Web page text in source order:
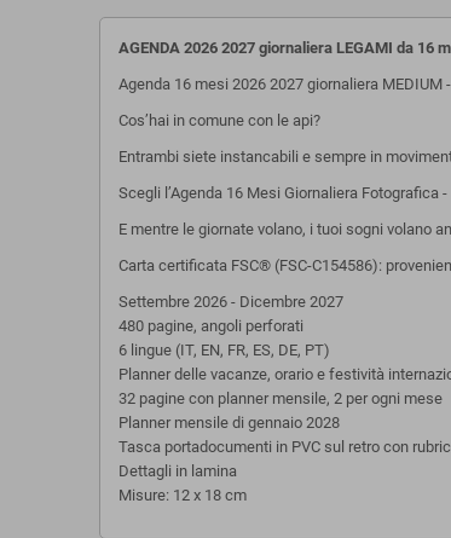
AGENDA 2026 2027 giornaliera LEGAMI da 16
Agenda 16 mesi 2026 2027 giornaliera MEDIUM
Cos’hai in comune con le api?
Entrambi siete instancabili e sempre in
Scegli l’Agenda 16 Mesi Giornaliera
E mentre le giornate volano, i tuoi sogni volano
Carta certificata FSC® (FSC-C154586):
Settembre 2026 - Dicembre 2027
480 pagine, angoli perforati
6 lingue (IT, EN, FR, ES, DE, PT)
Planner delle vacanze, orario e festività
32 pagine con planner mensile, 2 per ogni mese
Planner mensile di gennaio 2028
Tasca portadocumenti in PVC sul retro con
Dettagli in lamina
Misure: 12 x 18 cm